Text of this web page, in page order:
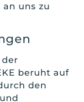
uns zu
beruht auf
den